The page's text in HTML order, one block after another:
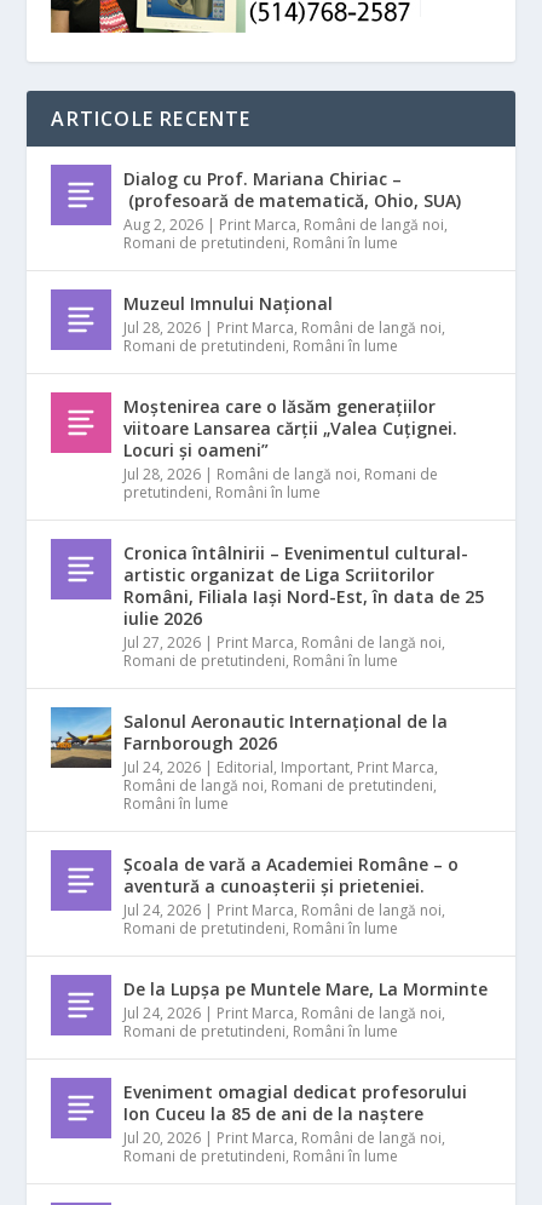
ARTICOLE RECENTE
Dialog cu Prof. Mariana Chiriac –
(profesoară de matematică, Ohio, SUA)
Aug 2, 2026 | Print Marca, Români de langă noi,
Romani de pretutindeni, Români în lume
Muzeul Imnului Național
Jul 28, 2026 | Print Marca, Români de langă noi,
Romani de pretutindeni, Români în lume
Moștenirea care o lăsăm generațiilor
viitoare Lansarea cărții „Valea Cuțignei.
Locuri și oameni”
Jul 28, 2026 | Români de langă noi, Romani de
pretutindeni, Români în lume
Cronica întâlnirii – Evenimentul cultural-
artistic organizat de Liga Scriitorilor
Români, Filiala Iași Nord-Est, în data de 25
iulie 2026
Jul 27, 2026 | Print Marca, Români de langă noi,
Romani de pretutindeni, Români în lume
Salonul Aeronautic Internațional de la
Farnborough 2026
Jul 24, 2026 | Editorial, Important, Print Marca,
Români de langă noi, Romani de pretutindeni,
Români în lume
Școala de vară a Academiei Române – o
aventură a cunoașterii și prieteniei.
Jul 24, 2026 | Print Marca, Români de langă noi,
Romani de pretutindeni, Români în lume
De la Lupșa pe Muntele Mare, La Morminte
Jul 24, 2026 | Print Marca, Români de langă noi,
Romani de pretutindeni, Români în lume
Eveniment omagial dedicat profesorului
Ion Cuceu la 85 de ani de la naștere
Jul 20, 2026 | Print Marca, Români de langă noi,
Romani de pretutindeni, Români în lume